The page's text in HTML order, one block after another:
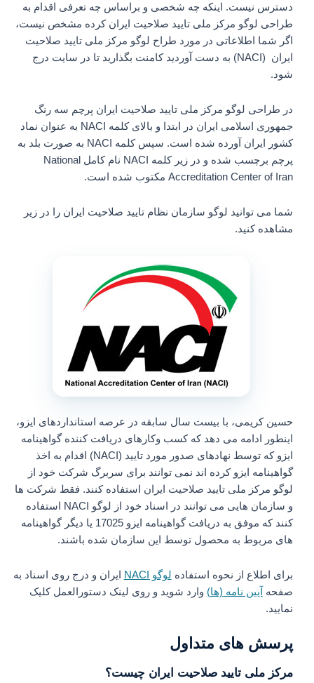
دسترس نیست. اینکه چه شخصی و براساس چه تعرفی اقدام به
طراحی لوگو مرکز ملی تایید صلاحیت ایران کرده مشخص نیست،
اگر شما اطلاعاتی در مورد طراح لوگو مرکز ملی تایید صلاحیت
ایران (NACI) به دست آوردید کامنت بگذارید تا در سایت درج
شود.
در طراحی لوگو مرکز ملی تایید صلاحیت ایران پرچم سه رنگ
جمهوری اسلامی ایران در ابتدا و بالای کلمه NACI به عنوان نماد
کشور ایران آورده شده است. سپس کلمه NACI به صورت بلد به
پرچم برچسب شده و در زیر کلمه NACI نام کامل National
Accreditation Center of Iran مکتوب شده است.
شما می توانید لوگو سازمان نظام تایید صلاحیت ایران را در زیر
مشاهده کنید.
حسین کریمی، با بیست سال سابقه در عرصه استانداردهای ایزو،
اینطور ادامه می دهد که کسب وکارهای دریافت کننده گواهینامه
ایزو که توسط نهادهای صدور مورد تایید (NACI) اقدام به اخذ
گواهینامه ایزو کرده اند نمی توانند برای سربرگ شرکت خود از
لوگو مرکز ملی تایید صلاحیت ایران استفاده کنند. فقط شرکت ها
و سازمان هایی می توانند در اسناد خود از لوگو NACI استفاده
کنند که موفق به دریافت گواهینامه ایزو 17025 یا دیگر گواهینامه
های مربوط به محصول توسط این سازمان شده باشند.
برای اطلاع از نحوه استفادهلوگو NACI
ایران و درج روی اسناد به
صفحهآیین نامه (ها)وارد شوید و روی لینک دستورالعمل کلیک
نمایید.
پرسش های متداول
مرکز ملی تایید صلاحیت ایران چیست؟